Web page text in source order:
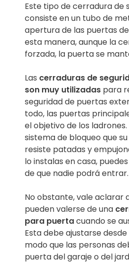
Este tipo de cerradura de
consiste en un tubo de
apertura de las puertas
esta manera, aunque la
forzada, la puerta se
Las cerraduras de
son muy utilizadas para
seguridad de puertas
todo, las puertas
el objetivo de los
sistema de bloqueo que
resiste patadas y
lo instalas en casa,
de que nadie podrá entrar.
No obstante, vale aclarar
pueden valerse de una
para puertacuando se
Esta debe ajustarse
modo que las personas
puerta del garaje o del